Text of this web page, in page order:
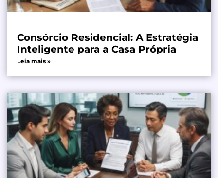
Consórcio Residencial: A Estratégia
Inteligente para a Casa Própria
Leia mais »